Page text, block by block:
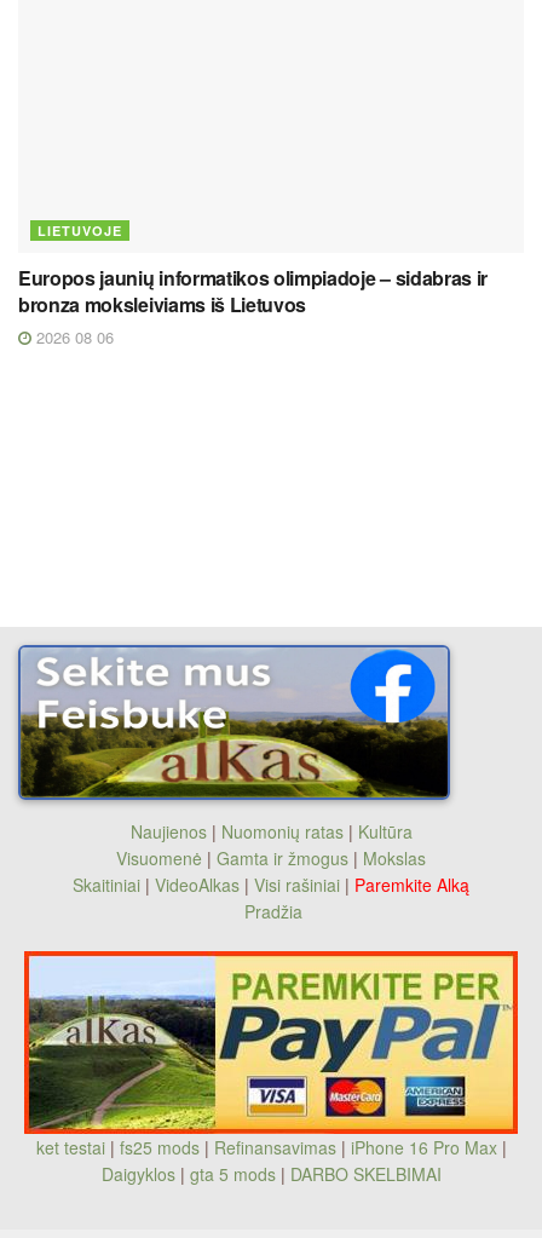
LIETUVOJE
Europos jaunių informatikos olimpiadoje – sidabras ir
bronza moksleiviams iš Lietuvos
2026 08 06
Naujienos| Nuomonių ratas| Kultūra
Visuomenė | Gamta ir žmogus | Mokslas
Skaitiniai | VideoAlkas | Visi rašiniai | Paremkite Alką
Pradžia
ket testai | fs25 mods| Refinansavimas| iPhone 16 Pro Max|
Daigyklos| gta 5 mods | DARBO SKELBIMAI